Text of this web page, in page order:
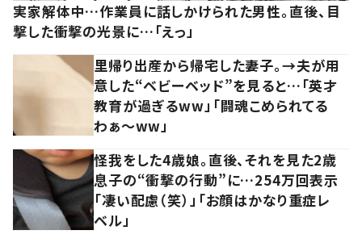
実家解体中…作業員に話しかけられた男性。直後、目
撃した衝撃の光景に…「えっ」
里帰り出産から帰宅した妻子。→夫が用
意した“ベビーベッド”を見ると…「英才
教育が過ぎるww」「闘魂こめられてる
わぁ～ww」
怪我をした4歳娘。直後、それを見た2歳
息子の“衝撃の行動”に…254万回表示
「凄い配慮（笑）」「お顔はかなり重症レ
ベル」